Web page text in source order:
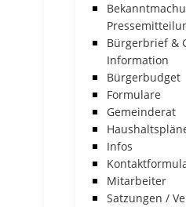
Bürgerbrief &
Information
Bürgerbudget
Formulare
Gemeinderat
Infos
Mitarbeiter
Satzungen /